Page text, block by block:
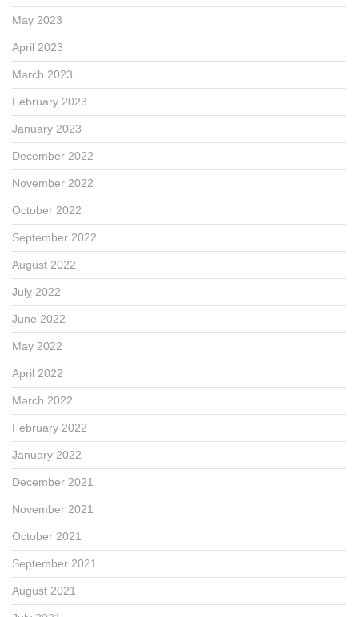
May 2023
April 2023
March 2023
February 2023
January 2023
December 2022
November 2022
October 2022
September 2022
August 2022
July 2022
June 2022
May 2022
April 2022
March 2022
February 2022
January 2022
December 2021
November 2021
October 2021
September 2021
August 2021